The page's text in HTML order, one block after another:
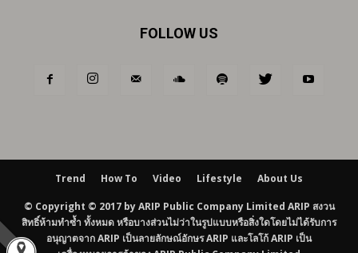
FOLLOW US
Trend How To Video Lifestyle About Us
© Copyright © 2017 by ARIP Public Company Limited ARIP สงวน
สิทธิ์ห้ามทำซ้ำ ทั้งหมด หรือบางส่วนไม่ว่าในรูปแบบหรือสิ่งใดโดยไม่ได้รับการ
อนุญาตจาก ARIP เป็นลายลักษณ์อักษร ARIP และโลโก้ ARIP เป็น